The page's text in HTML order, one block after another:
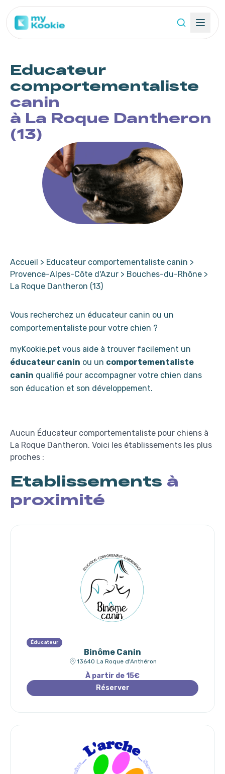
Educateur
comportementaliste
canin
à La Roque Dantheron
(13)
Accueil > Educateur comportementaliste canin >
Provence-Alpes-Côte d'Azur > Bouches-du-Rhône >
La Roque Dantheron (13)
Vous recherchez un éducateur canin ou un
comportementaliste pour votre chien ?
myKookie.pet vous aide à trouver facilement un
éducateur canin ou un comportementaliste
canin qualifié pour accompagner votre chien dans
son éducation et son développement.
Aucun Éducateur comportementaliste pour chiens à
La Roque Dantheron. Voici les établissements les plus
proches :
Etablissements à
proximité
Éducateur
Binôme Canin
13640 La Roque d'Anthéron
À partir de 15€
Réserver